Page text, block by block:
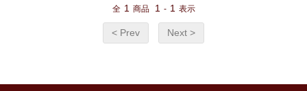
全 1 商品 1 - 1 表示
< Prev Next >